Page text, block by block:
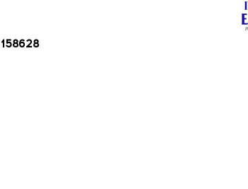
158628